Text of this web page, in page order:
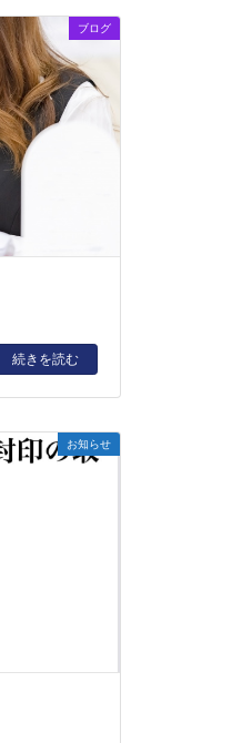
ブログ
続きを読む
お知らせ